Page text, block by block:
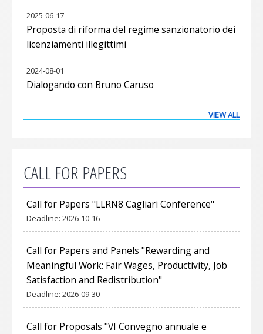
2025-06-17
Proposta di riforma del regime sanzionatorio dei
licenziamenti illegittimi
2024-08-01
Dialogando con Bruno Caruso
VIEW ALL
CALL FOR PAPERS
Call for Papers "LLRN8 Cagliari Conference"
Deadline: 2026-10-16
Call for Papers and Panels "Rewarding and
Meaningful Work: Fair Wages, Productivity, Job
Satisfaction and Redistribution"
Deadline: 2026-09-30
Call for Proposals "VI Convegno annuale e